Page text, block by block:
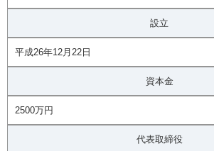
設立
平成26年12月22日
資本金
2500万円
代表取締役